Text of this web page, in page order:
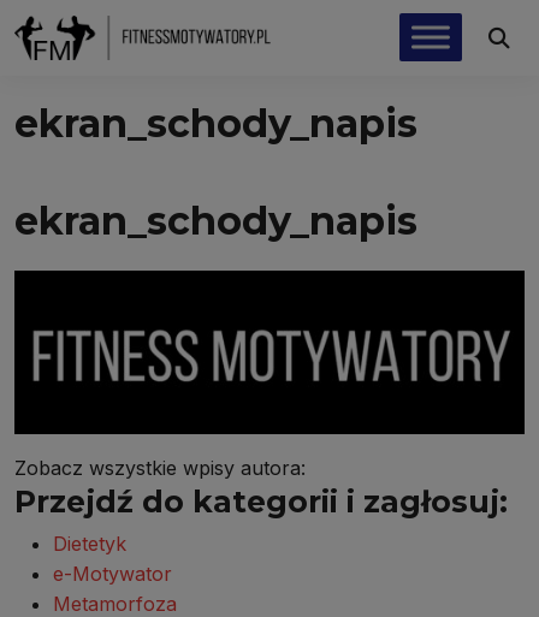
ekran_schody_napis
ekran_schody_napis
Zobacz wszystkie wpisy autora:
Przejdź do kategorii i zagłosuj:
Dietetyk
e-Motywator
Metamorfoza